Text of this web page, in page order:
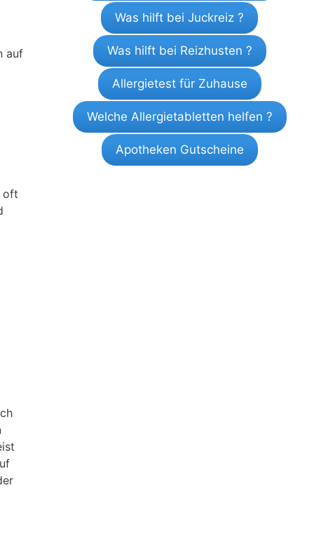
auf
oft
Was hilft bei Juckreiz ?
Was hilft bei Reizhusten ?
Allergietest für Zuhause
Welche Allergietabletten helfen ?
Apotheken Gutscheine